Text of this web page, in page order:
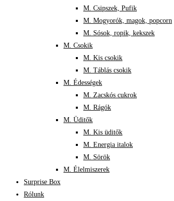
M. Csipszek, Pufik
M. Mogyorók, magok, popcorn
M. Sósok, ropik, kekszek
M. Csokik
M. Kis csokik
M. Táblás csokik
M. Édességek
M. Zacskós cukrok
M. Rágók
M. Üditők
M. Kis üditők
M. Energia italok
M. Sörök
M. Élelmiszerek
Surprise Box
Rólunk